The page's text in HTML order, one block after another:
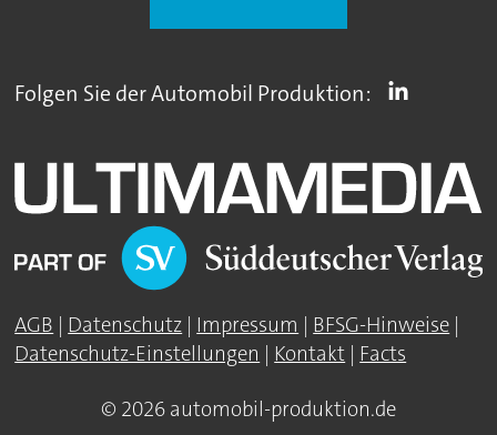
Folgen Sie der Automobil Produktion:
AGB Datenschutz Impressum BFSG-Hinweise
Datenschutz-Einstellungen
Kontakt Facts
© 2026 automobil-produktion.de